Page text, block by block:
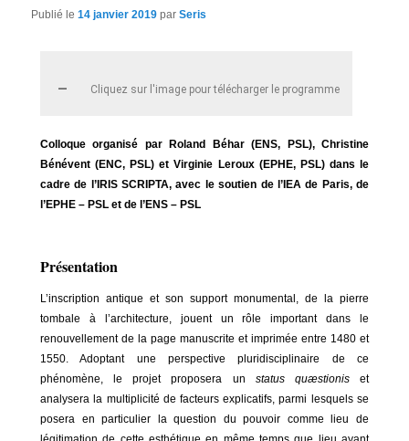
Publié le14 janvier 2019 parSeris
Cliquez sur l'image pour télécharger le programme
Colloque organisé par Roland Béhar (ENS, PSL), Christine
Bénévent (ENC, PSL) et Virginie Leroux (EPHE, PSL) dans le
cadre de l’IRIS SCRIPTA, avec le soutien de l’IEA de Paris, de
l’EPHE – PSL et de l’ENS – PSL
Présentation
L’inscription antique et son support monumental, de la pierre
tombale à l’architecture, jouent un rôle important dans le
renouvellement de la page manuscrite et imprimée entre 1480 et
1550. Adoptant une perspective pluridisciplinaire de ce
phénomène, le projet proposera un status quæstionis et
analysera la multiplicité de facteurs explicatifs, parmi lesquels se
posera en particulier la question du pouvoir comme lieu de